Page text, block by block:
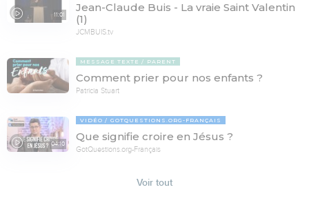
11:01
Jean-Claude Buis - La vraie Saint Valentin
(1)
JCMBUIS.tv
MESSAGE TEXTE PARENT
Comment prier pour nos enfants ?
Patricia Stuart
04:10
VIDÉO GOTQUESTIONS.ORG-FRANÇAIS
Que signifie croire en Jésus ?
GotQuestions.org-Français
Voir tout